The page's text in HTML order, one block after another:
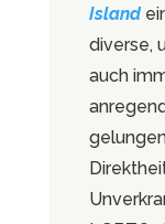
Island
diverse,
auch